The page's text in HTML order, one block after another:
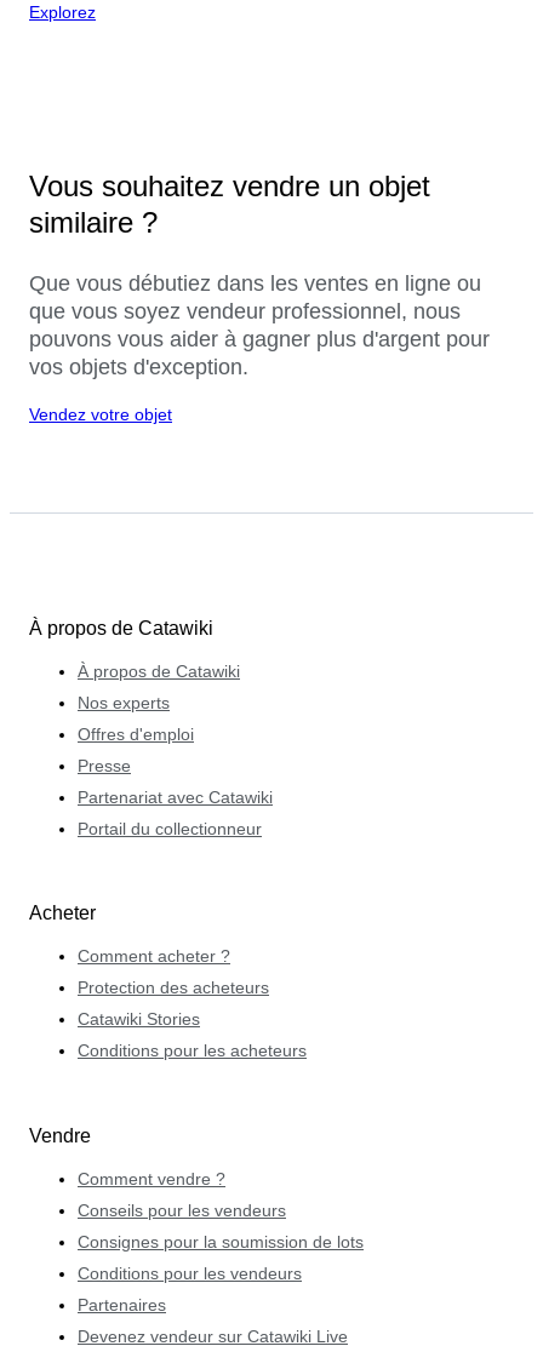
Explorez
Vous souhaitez vendre un objet
similaire ?
Que vous débutiez dans les ventes en ligne ou
que vous soyez vendeur professionnel, nous
pouvons vous aider à gagner plus d'argent pour
vos objets d'exception.
Vendez votre objet
À propos de Catawiki
À propos de Catawiki
Nos experts
Offres d'emploi
Presse
Partenariat avec Catawiki
Portail du collectionneur
Acheter
Comment acheter ?
Protection des acheteurs
Catawiki Stories
Conditions pour les acheteurs
Vendre
Comment vendre ?
Conseils pour les vendeurs
Consignes pour la soumission de lots
Conditions pour les vendeurs
Partenaires
Devenez vendeur sur Catawiki Live